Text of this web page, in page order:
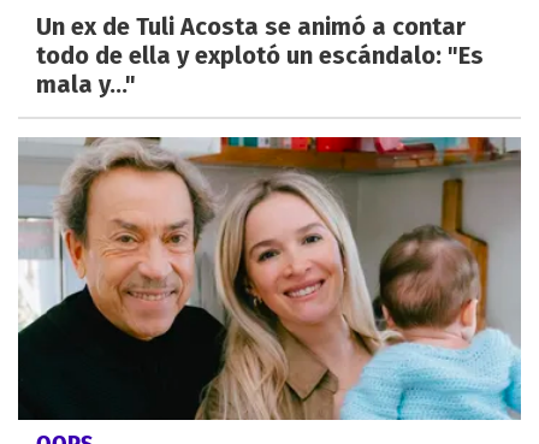
Un ex de Tuli Acosta se animó a contar
todo de ella y explotó un escándalo: "Es
mala y..."